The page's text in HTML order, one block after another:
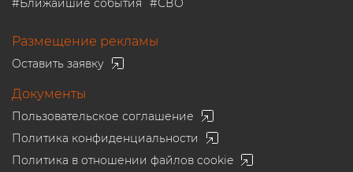
#Ближайшие события #СВО
Размещение рекламы
Оставить заявку
Документы
Пользовательское соглашение
Политика конфиденциальности
Политика в отношении файлов cookie